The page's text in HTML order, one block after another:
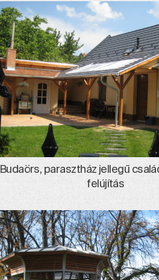
Budaörs, parasztház jellegű
felújítás